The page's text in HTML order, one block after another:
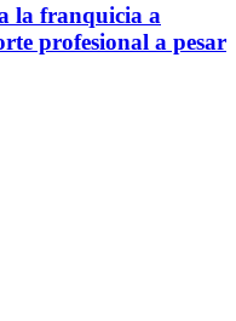
la franquicia a
profesional a pesar